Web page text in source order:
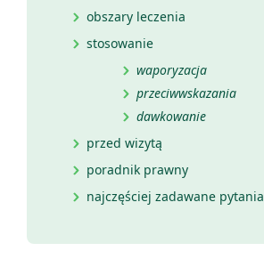
obszary leczenia
stosowanie
waporyzacja
przeciwwskazania
dawkowanie
przed wizytą
poradnik prawny
najczęściej zadawane pytania